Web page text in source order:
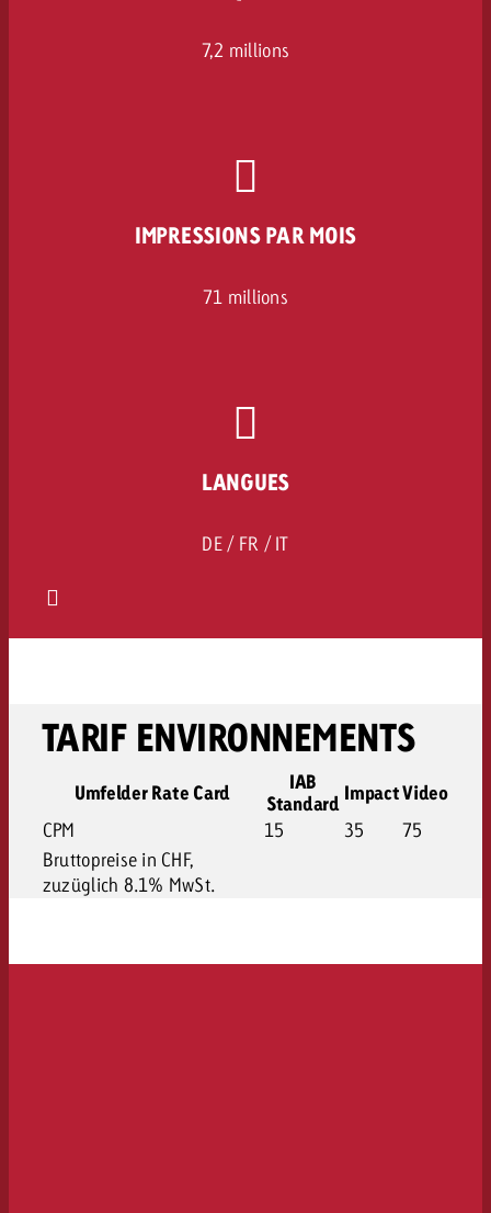
7,2 millions
IMPRESSIONS PAR MOIS
71 millions
LANGUES
DE / FR / IT
TARIF ENVIRONNEMENTS
Umfelder Rate Card
IAB
Standard ImpactVideo
CPM 15 35
75
Bruttopreise in CHF,
zuzüglich 8.1% MwSt.